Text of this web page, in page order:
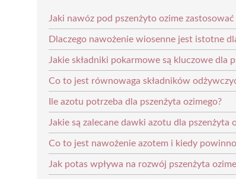
Jaki nawóz pod pszenżyto ozime
Dlaczego nawożenie wiosenne jest istotne
Jakie składniki pokarmowe są kluczowe dla
Co to jest równowaga składników
Ile azotu potrzeba dla pszenżyta ozimego?
Jakie są zalecane dawki azotu dla pszenżyta
Co to jest nawożenie azotem i kiedy
Jak potas wpływa na rozwój pszenżyta